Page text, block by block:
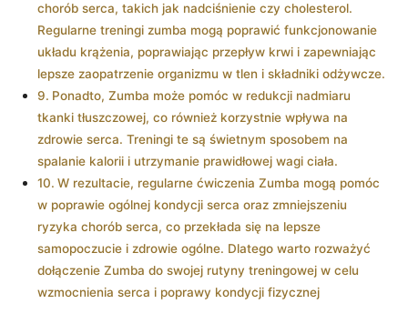
chorób serca, takich jak nadciśnienie czy cholesterol.
Regularne treningi zumba mogą poprawić funkcjonowanie
układu krążenia, poprawiając przepływ krwi i zapewniając
lepsze zaopatrzenie organizmu w tlen i składniki odżywcze.
Ponadto, Zumba może pomóc w redukcji nadmiaru
tkanki tłuszczowej, co również korzystnie wpływa na
zdrowie serca. Treningi te są świetnym sposobem na
spalanie kalorii i utrzymanie prawidłowej wagi ciała.
W rezultacie, regularne ćwiczenia Zumba mogą pomóc
w poprawie ogólnej kondycji serca oraz zmniejszeniu
ryzyka chorób serca, co przekłada się na lepsze
samopoczucie i zdrowie ogólne. Dlatego warto rozważyć
dołączenie Zumba do swojej rutyny treningowej w celu
wzmocnienia serca i poprawy kondycji fizycznej